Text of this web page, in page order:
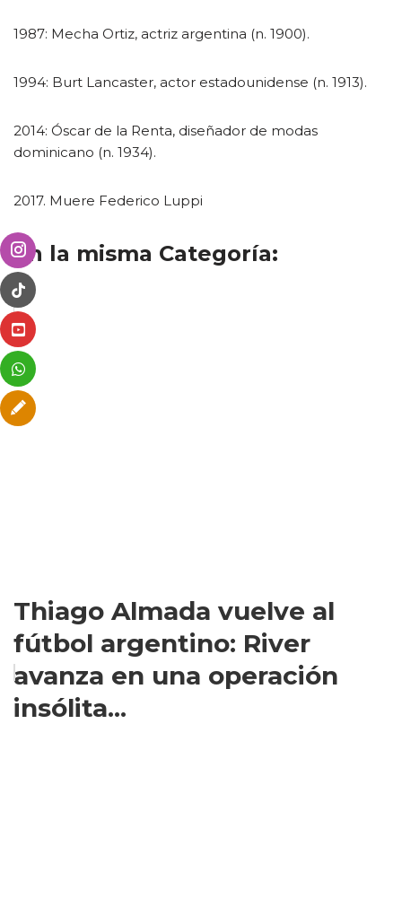
1987: Mecha Ortiz, actriz argentina (n. 1900).
1994: Burt Lancaster, actor estadounidense (n. 1913).
2014: Óscar de la Renta, diseñador de modas
dominicano (n. 1934).
2017. Muere Federico Luppi
En la misma Categoría:
Thiago Almada vuelve al
fútbol argentino: River
avanza en una operación
insólita...